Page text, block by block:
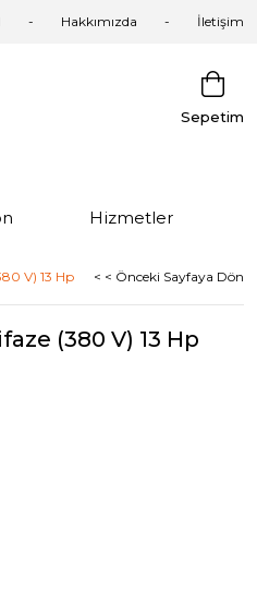
Hakkımızda İletişim
Sepetim
Hizmetler
V) 13 Hp < < Önceki Sayfaya Dön
(380 V) 13 Hp